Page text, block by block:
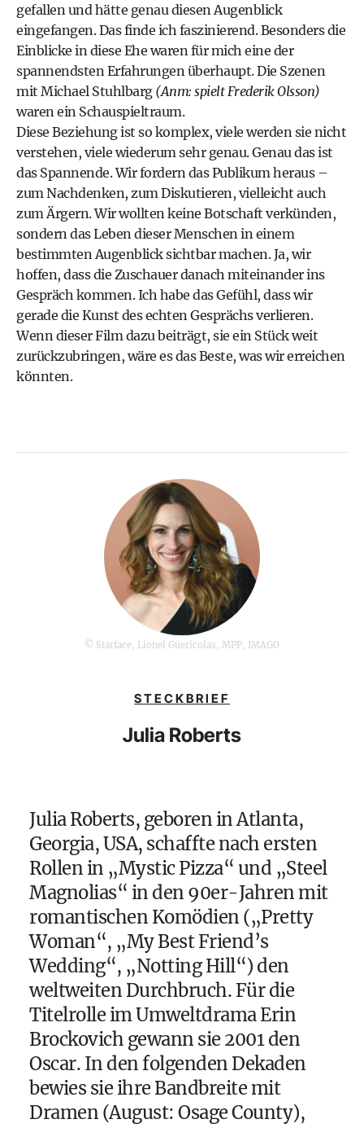
gefallen und hätte genau diesen Augenblick
eingefangen. Das finde ich faszinierend. Besonders die
Einblicke in diese Ehe waren für mich eine der
spannendsten Erfahrungen überhaupt. Die Szenen
mit Michael Stuhlbarg(Anm: spielt Frederik Olsson)
waren ein Schauspieltraum.
Diese Beziehung ist so komplex, viele werden sie nicht
verstehen, viele wiederum sehr genau. Genau das ist
das Spannende. Wir fordern das Publikum heraus –
zum Nachdenken, zum Diskutieren, vielleicht auch
zum Ärgern. Wir wollten keine Botschaft verkünden,
sondern das Leben dieser Menschen in einem
bestimmten Augenblick sichtbar machen. Ja, wir
hoffen, dass die Zuschauer danach miteinander ins
Gespräch kommen. Ich habe das Gefühl, dass wir
gerade die Kunst des echten Gesprächs verlieren.
Wenn dieser Film dazu beiträgt, sie ein Stück weit
zurückzubringen, wäre es das Beste, was wir erreichen
könnten.
© Starface, Lionel Guericolas, MPP, IMAGO
STECKBRIEF
Julia Roberts
Julia Roberts, geboren in Atlanta,
Georgia, USA, schaffte nach ersten
Rollen in „Mystic Pizza“ und „Steel
Magnolias“ in den 90er-Jahren mit
romantischen Komödien („Pretty
Woman“, „My Best Friend’s
Wedding“, „Notting Hill“) den
weltweiten Durchbruch. Für die
Titelrolle im Umweltdrama Erin
Brockovich gewann sie 2001 den
Oscar. In den folgenden Dekaden
bewies sie ihre Bandbreite mit
Dramen (August: Osage County),